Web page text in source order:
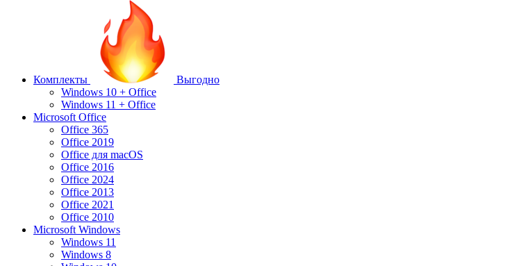
Комплекты
Выгодно
Windows 10 + Office
Windows 11 + Office
Microsoft Office
Office 365
Office 2019
Office для macOS
Office 2016
Office 2024
Office 2013
Office 2021
Office 2010
Microsoft Windows
Windows 11
Windows 8